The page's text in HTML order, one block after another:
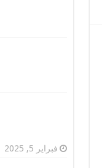
فبراير 5, 2025